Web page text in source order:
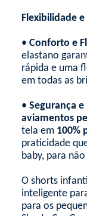
Flexibilidade
• Conforto e
elastano
rápida e uma
em todas as
• Segurança
aviamentos
tela em 100%
praticidade
baby, para
O shorts
inteligente
para os